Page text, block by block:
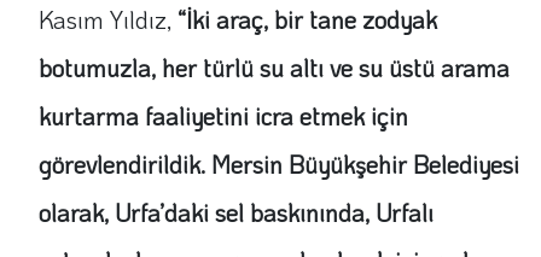
Kasım Yıldız, “İki araç, bir tane zodyak
botumuzla, her türlü su altı ve su üstü arama
kurtarma faaliyetini icra etmek için
görevlendirildik. Mersin Büyükşehir Belediyesi
olarak, Urfa’daki sel baskınında, Urfalı